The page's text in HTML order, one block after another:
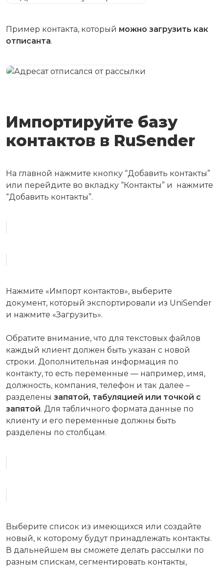
Пример контакта, который можно загрузить как
отписанта.
Импортируйте базу
контактов в RuSender
На главной нажмите кнопку “Добавить контакты”
или перейдите во вкладку “Контакты” и нажмите
“Добавить контакты”.
Нажмите «Импорт контактов», выберите
документ, который экспортировали из UniSender
и нажмите «Загрузить».
Обратите внимание, что для текстовых файлов
каждый клиент должен быть указан с новой
строки. Дополнительная информация по
контакту, то есть переменные — например, имя,
должность, компания, телефон и так далее –
разделены запятой, табуляцией или точкой с
запятой. Для табличного формата данные по
клиенту и его переменные должны быть
разделены по столбцам.
Выберите список из имеющихся или создайте
новый, к которому будут принадлежать контакты.
В дальнейшем вы сможете делать рассылки по
разным спискам, сегментировать контакты,